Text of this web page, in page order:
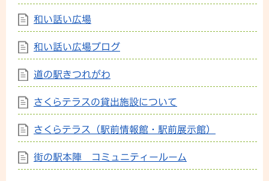
和い話い広場
和い話い広場ブログ
道の駅きつれがわ
さくらテラスの貸出施設について
さくらテラス（駅前情報館・駅前展示館）
街の駅本陣 コミュニティールーム